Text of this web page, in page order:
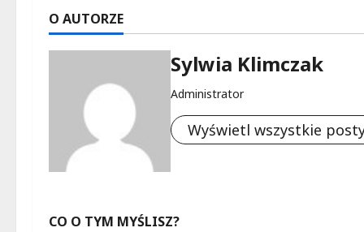
O AUTORZE
Sylwia Klimczak
Administrator
Wyświetl wszystkie
CO O TYM MYŚLISZ?